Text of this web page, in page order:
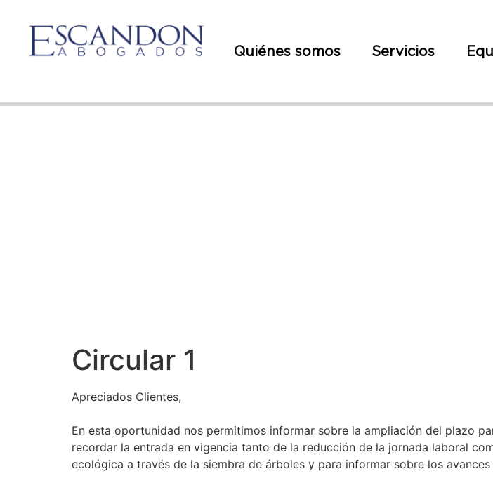
Quiénes somos Servicios
Circular 1
Apreciados Clientes,
En esta oportunidad nos permitimos informar sobre la ampliación del plazo
recordar la entrada en vigencia tanto de la reducción de la jornada laboral
ecológica a través de la siembra de árboles y para informar sobre los